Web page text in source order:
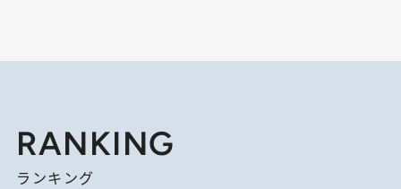
RANKING
ランキング